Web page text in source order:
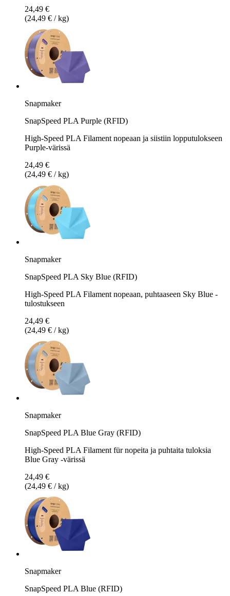
24,49 €
(24,49 € / kg)
Snapmaker
SnapSpeed PLA Purple (RFID)
High-Speed PLA Filament nopeaan ja siistiin lopputulokseen
Purple-värissä
24,49 €
(24,49 € / kg)
Snapmaker
SnapSpeed PLA Sky Blue (RFID)
High-Speed PLA Filament nopeaan, puhtaaseen Sky Blue -
tulostukseen
24,49 €
(24,49 € / kg)
Snapmaker
SnapSpeed PLA Blue Gray (RFID)
High-Speed PLA Filament für nopeita ja puhtaita tuloksia
Blue Gray -värissä
24,49 €
(24,49 € / kg)
Snapmaker
SnapSpeed PLA Blue (RFID)